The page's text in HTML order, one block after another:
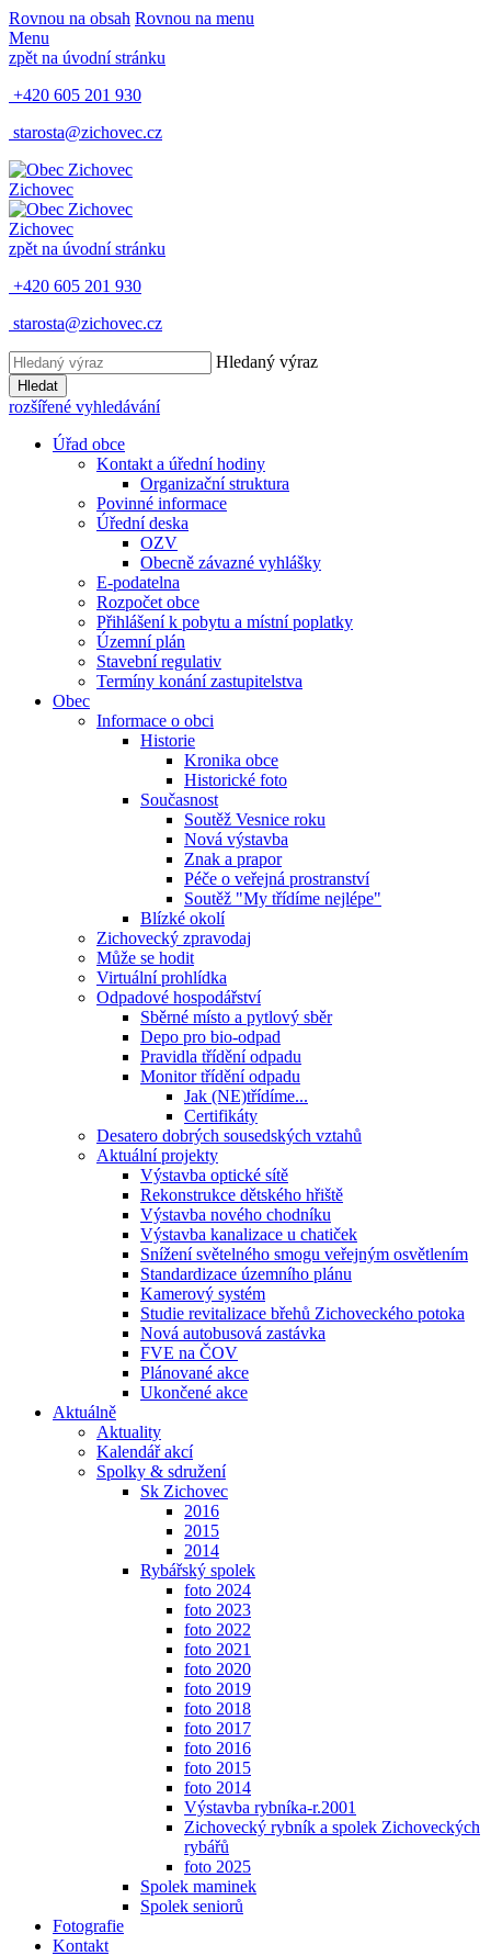
Rovnou na obsah Rovnou na menu
Menu
zpět na úvodní stránku
+420 605 201 930
starosta@zichovec.cz
Zichovec
Zichovec
zpět na úvodní stránku
+420 605 201 930
starosta@zichovec.cz
Hledaný výraz
Hledat
rozšířené vyhledávání
Úřad obce
Kontakt a úřední hodiny
Organizační struktura
Povinné informace
Úřední deska
OZV
Obecně závazné vyhlášky
E-podatelna
Rozpočet obce
Přihlášení k pobytu a místní poplatky
Územní plán
Stavební regulativ
Termíny konání zastupitelstva
Obec
Informace o obci
Historie
Kronika obce
Historické foto
Současnost
Soutěž Vesnice roku
Nová výstavba
Znak a prapor
Péče o veřejná prostranství
Soutěž "My třídíme nejlépe"
Blízké okolí
Zichovecký zpravodaj
Může se hodit
Virtuální prohlídka
Odpadové hospodářství
Sběrné místo a pytlový sběr
Depo pro bio-odpad
Pravidla třídění odpadu
Monitor třídění odpadu
Jak (NE)třídíme...
Certifikáty
Desatero dobrých sousedských vztahů
Aktuální projekty
Výstavba optické sítě
Rekonstrukce dětského hřiště
Výstavba nového chodníku
Výstavba kanalizace u chatiček
Snížení světelného smogu veřejným osvětlením
Standardizace územního plánu
Kamerový systém
Studie revitalizace břehů Zichoveckého potoka
Nová autobusová zastávka
FVE na ČOV
Plánované akce
Ukončené akce
Aktuálně
Aktuality
Kalendář akcí
Spolky & sdružení
Sk Zichovec
2016
2015
2014
Rybářský spolek
foto 2024
foto 2023
foto 2022
foto 2021
foto 2020
foto 2019
foto 2018
foto 2017
foto 2016
foto 2015
foto 2014
Výstavba rybníka-r.2001
Zichovecký rybník a spolek Zichoveckých
rybářů
foto 2025
Spolek maminek
Spolek seniorů
Fotografie
Kontakt